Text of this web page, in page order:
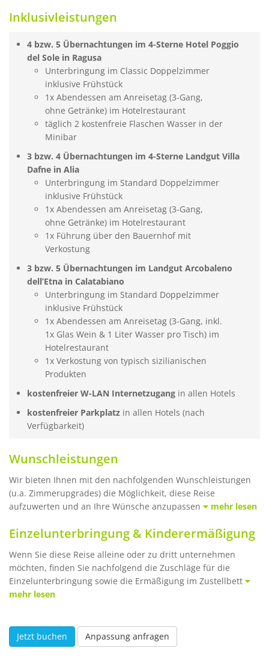
Inklusivleistungen
4 bzw. 5 Übernachtungen im 4-Sterne Hotel Poggio
del Sole in Ragusa
Unterbringung im Classic Doppelzimmer
inklusive Frühstück
1x Abendessen am Anreisetag (3-Gang,
ohne Getränke) im Hotelrestaurant
täglich 2 kostenfreie Flaschen Wasser in der
Minibar
3 bzw. 4 Übernachtungen im 4-Sterne Landgut Villa
Dafne in Alia
Unterbringung im Standard Doppelzimmer
inklusive Frühstück
1x Abendessen am Anreisetag (3-Gang,
ohne Getränke) im Hotelrestaurant
1x Führung über den Bauernhof mit
Verkostung
3 bzw. 5 Übernachtungen im Landgut Arcobaleno
dell’Etna in Calatabiano
Unterbringung im Standard Doppelzimmer
inklusive Frühstück
1x Abendessen am Anreisetag (3-Gang, inkl.
1x Glas Wein & 1 Liter Wasser pro Tisch) im
Hotelrestaurant
1x Verkostung von typisch sizilianischen
Produkten
kostenfreier W-LAN Internetzugang in allen Hotels
kostenfreier Parkplatz in allen Hotels (nach
Verfügbarkeit)
Wunschleistungen
Wir bieten Ihnen mit den nachfolgenden Wunschleistungen
(u.a. Zimmerupgrades) die Möglichkeit, diese Reise
aufzuwerten und an Ihre Wünsche anzupassen
mehr lesen
Einzelunterbringung & Kinderermäßigung
Wenn Sie diese Reise alleine oder zu dritt unternehmen
möchten, finden Sie nachfolgend die Zuschläge für die
Einzelunterbringung sowie die Ermäßigung im Zustellbett
mehr lesen
Jetzt buchen Anpassung anfragen